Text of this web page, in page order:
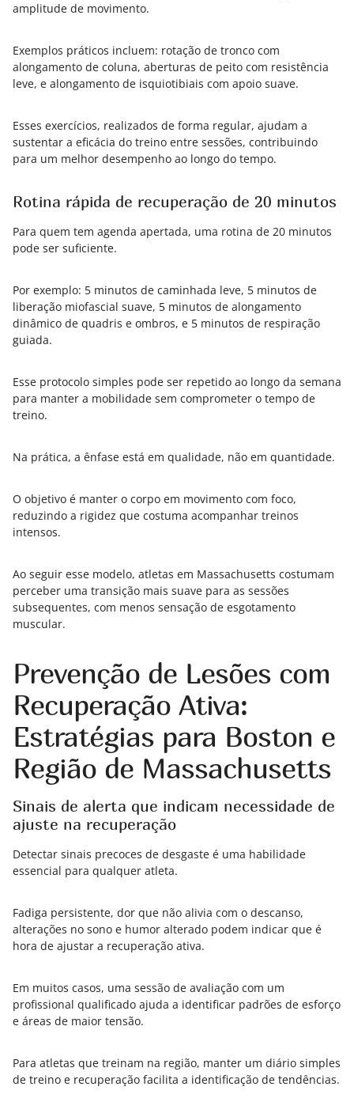
amplitude de movimento.
Exemplos práticos incluem: rotação de tronco com
alongamento de coluna, aberturas de peito com resistência
leve, e alongamento de isquiotibiais com apoio suave.
Esses exercícios, realizados de forma regular, ajudam a
sustentar a eficácia do treino entre sessões, contribuindo
para um melhor desempenho ao longo do tempo.
Rotina rápida de recuperação de 20 minutos
Para quem tem agenda apertada, uma rotina de 20 minutos
pode ser suficiente.
Por exemplo: 5 minutos de caminhada leve, 5 minutos de
liberação miofascial suave, 5 minutos de alongamento
dinâmico de quadris e ombros, e 5 minutos de respiração
guiada.
Esse protocolo simples pode ser repetido ao longo da semana
para manter a mobilidade sem comprometer o tempo de
treino.
Na prática, a ênfase está em qualidade, não em quantidade.
O objetivo é manter o corpo em movimento com foco,
reduzindo a rigidez que costuma acompanhar treinos
intensos.
Ao seguir esse modelo, atletas em Massachusetts costumam
perceber uma transição mais suave para as sessões
subsequentes, com menos sensação de esgotamento
muscular.
Prevenção de Lesões com
Recuperação Ativa:
Estratégias para Boston e
Região de Massachusetts
Sinais de alerta que indicam necessidade de
ajuste na recuperação
Detectar sinais precoces de desgaste é uma habilidade
essencial para qualquer atleta.
Fadiga persistente, dor que não alivia com o descanso,
alterações no sono e humor alterado podem indicar que é
hora de ajustar a recuperação ativa.
Em muitos casos, uma sessão de avaliação com um
profissional qualificado ajuda a identificar padrões de esforço
e áreas de maior tensão.
Para atletas que treinam na região, manter um diário simples
de treino e recuperação facilita a identificação de tendências.